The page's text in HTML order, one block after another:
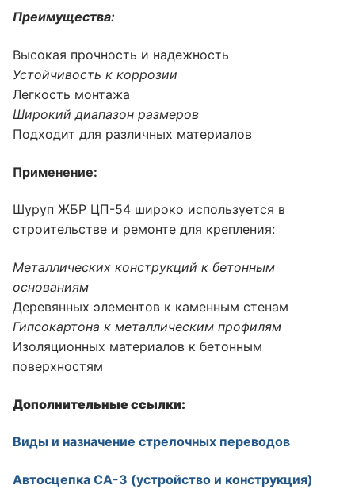
Преимущества:
Высокая прочность и надежность
Устойчивость к коррозии
Легкость монтажа
Широкий диапазон размеров
Подходит для различных материалов
Применение:
Шуруп ЖБР ЦП-54 широко используется в
строительстве и ремонте для крепления:
Металлических конструкций к бетонным
основаниям
Деревянных элементов к каменным стенам
Гипсокартона к металлическим профилям
Изоляционных материалов к бетонным
поверхностям
Дополнительные ссылки:
Виды и назначение стрелочных переводов
Автосцепка СА-3 (устройство и конструкция)